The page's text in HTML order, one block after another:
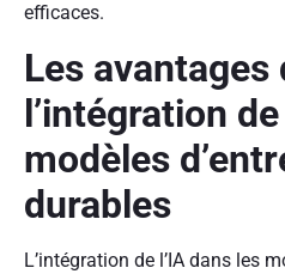
efficaces.
Les avantages
l’intégration
modèles
durables
L’intégration de l’IA dans les